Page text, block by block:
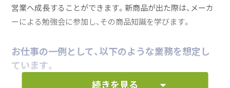
営業へ成長することができます。新商品が出た際は、メーカ
ーによる勉強会に参加し、その商品知識を学びます。
お仕事の一例として、以下のような業務を想定し
ています。
続きを見る